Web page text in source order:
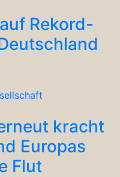
Rekord-
kracht
Europas
Flut